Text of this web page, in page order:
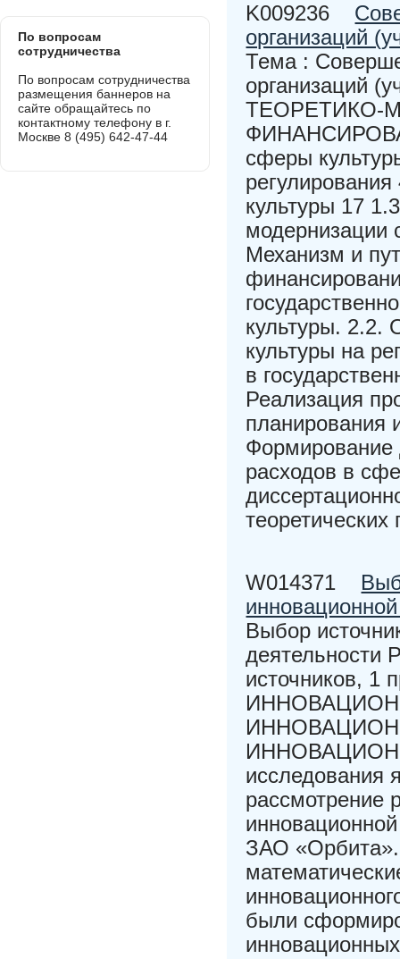
K009236
организаций
Тема :
организаций
ТЕОРЕТИКО-
сферы
культуры 17
модернизации
Механизм и
культуры. 2.2.
культуры на
в
Реализация
планирования
Формирование
расходов в
теоретических
W014371
Выбор
источников,
исследования
рассмотрение
ЗАО «Орбита».
были
По вопросам
сотрудничества
По вопросам сотрудничества
размещения баннеров на
сайте обращайтесь по
контактному телефону в г.
Москве 8 (495) 642-47-44